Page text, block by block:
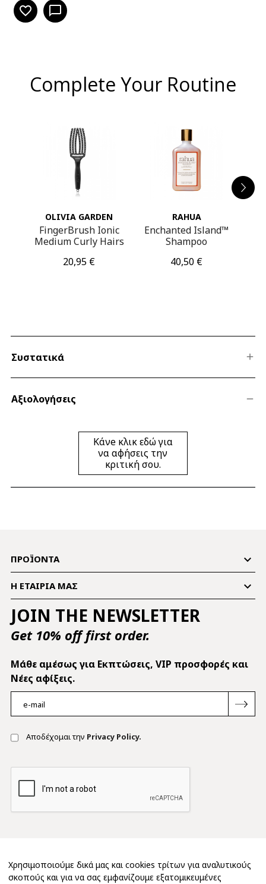
Complete Your Routine
OLIVIA GARDEN
FingerBrush Ionic
Medium Curly Hairs
Τιμή
20,95 €
RAHUA
Enchanted Island™
Shampoo
Τιμή
40,50 €
favorite_border chat_bubble_outline
Συστατικά
Αξιολογήσεις
Κάνe κλικ εδώ για
να αφήσεις την
κριτική σου.
ΠΡΟΪΌΝΤΑ 
Η ΕΤΑΙΡΊΑ ΜΑΣ 
JOIN THE NEWSLETTER
Get 10% off first order.
Mάθε αμέσως για Εκπτώσεις, VIP προσφορές και
Νέες αφίξεις.
Αποδέχομαι την Privacy Policy.
Χρησιμοποιούμε δικά μας και cookies τρίτων για αναλυτικούς
σκοπούς και για να σας εμφανίζουμε εξατομικευμένες